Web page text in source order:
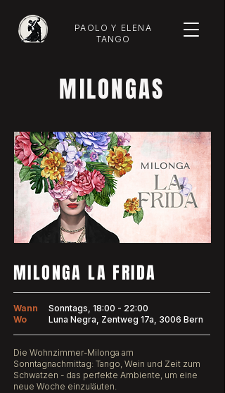
PAOLO Y ELENA
TANGO
MILONGAS
MILONGA LA FRIDA
Wann
Wo
Sonntags, 18:00 - 22:00
Luna Negra, Zentweg 17a, 3006 Bern
Die Wohnzimmer-Milonga am
Sonntagnachmittag: Tango, Wein und Zeit zum
Schwatzen - das perfekte Ambiente, um eine
neue Woche einzuläuten.